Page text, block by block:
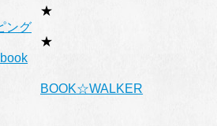
★
ング
★
BOOK☆WALKER